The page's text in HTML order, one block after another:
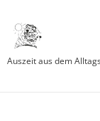
Auszeit aus dem